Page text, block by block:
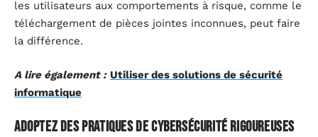
les utilisateurs aux comportements à risque, comme le
téléchargement de pièces jointes inconnues, peut faire
la différence.
A lire également : Utiliser des solutions de sécurité
informatique
Adoptez des pratiques de cybersécurité rigoureuses